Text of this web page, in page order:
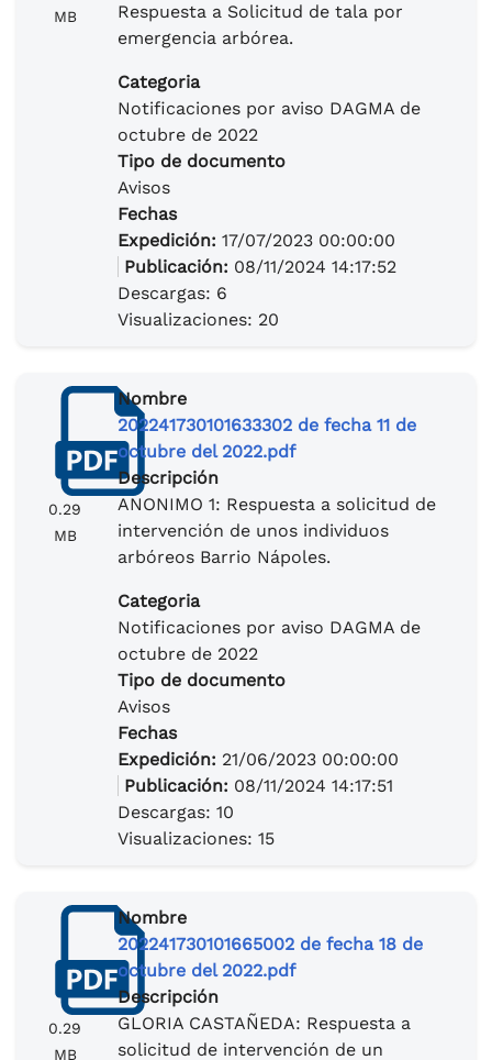
MB
Respuesta a Solicitud de tala por
emergencia arbórea.
Categoria
Notificaciones por aviso DAGMA de
octubre de 2022
Tipo de documento
Avisos
Fechas
Expedición: 17/07/2023 00:00:00
Publicación: 08/11/2024 14:17:52
Descargas: 6
Visualizaciones: 20
0.29
MB
Nombre
202241730101633302 de fecha 11 de
octubre del 2022.pdf
Descripción
ANONIMO 1: Respuesta a solicitud de
intervención de unos individuos
arbóreos Barrio Nápoles.
Categoria
Notificaciones por aviso DAGMA de
octubre de 2022
Tipo de documento
Avisos
Fechas
Expedición: 21/06/2023 00:00:00
Publicación: 08/11/2024 14:17:51
Descargas: 10
Visualizaciones: 15
0.29
MB
Nombre
202241730101665002 de fecha 18 de
octubre del 2022.pdf
Descripción
GLORIA CASTAÑEDA: Respuesta a
solicitud de intervención de un